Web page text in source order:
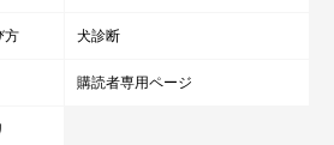
方 犬診断
購読者専用ページ